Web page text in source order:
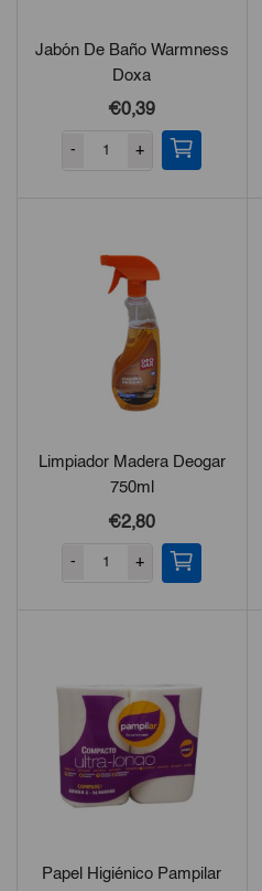
Jabón De Baño Warmness
Doxa
€0,39
- +
Limpiador Madera Deogar
750ml
€2,80
- +
Papel Higiénico Pampilar